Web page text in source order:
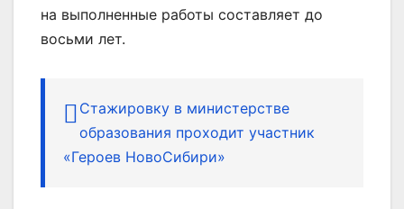
на выполненные работы составляет до
восьми лет.
Стажировку в министерстве
образования проходит участник
«Героев НовоСибири»